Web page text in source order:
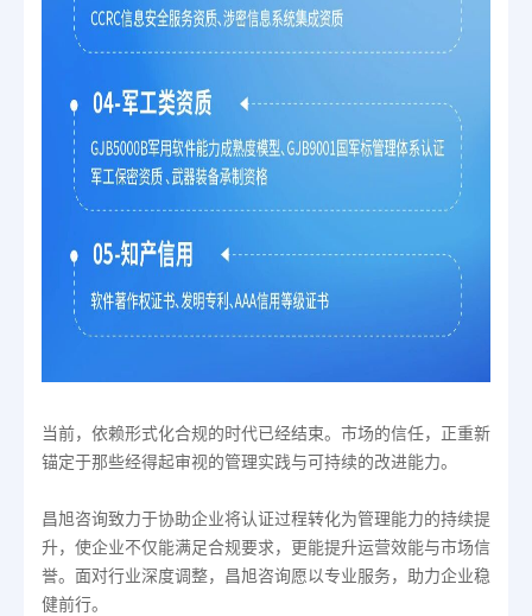
当前，依赖形式化合规的时代已经结束。市场的信任，正重新
锚定于那些经得起审视的管理实践与可持续的改进能力。
昌旭咨询致力于协助企业将认证过程转化为管理能力的持续提
升，使企业不仅能满足合规要求，更能提升运营效能与市场信
誉。面对行业深度调整，昌旭咨询愿以专业服务，助力企业稳
健前行。